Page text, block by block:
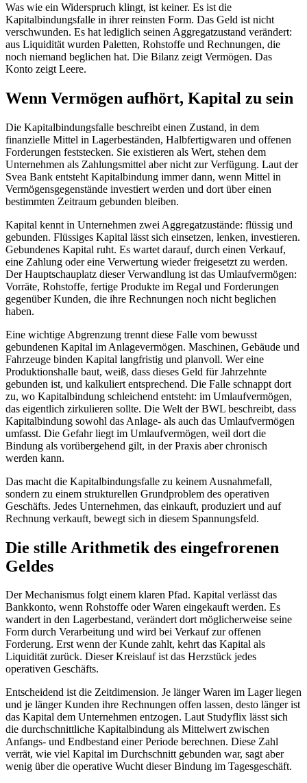
Was wie ein Widerspruch klingt, ist keiner. Es ist die
Kapitalbindungsfalle in ihrer reinsten Form. Das Geld ist nicht
verschwunden. Es hat lediglich seinen Aggregatzustand verändert:
aus Liquidität wurden Paletten, Rohstoffe und Rechnungen, die
noch niemand beglichen hat. Die Bilanz zeigt Vermögen. Das
Konto zeigt Leere.
Wenn Vermögen aufhört, Kapital zu sein
Die Kapitalbindungsfalle beschreibt einen Zustand, in dem
finanzielle Mittel in Lagerbeständen, Halbfertigwaren und offenen
Forderungen feststecken. Sie existieren als Wert, stehen dem
Unternehmen als Zahlungsmittel aber nicht zur Verfügung. Laut der
Svea Bank entsteht Kapitalbindung immer dann, wenn Mittel in
Vermögensgegenstände investiert werden und dort über einen
bestimmten Zeitraum gebunden bleiben.
Kapital kennt in Unternehmen zwei Aggregatzustände: flüssig und
gebunden. Flüssiges Kapital lässt sich einsetzen, lenken, investieren.
Gebundenes Kapital ruht. Es wartet darauf, durch einen Verkauf,
eine Zahlung oder eine Verwertung wieder freigesetzt zu werden.
Der Hauptschauplatz dieser Verwandlung ist das Umlaufvermögen:
Vorräte, Rohstoffe, fertige Produkte im Regal und Forderungen
gegenüber Kunden, die ihre Rechnungen noch nicht beglichen
haben.
Eine wichtige Abgrenzung trennt diese Falle vom bewusst
gebundenen Kapital im Anlagevermögen. Maschinen, Gebäude und
Fahrzeuge binden Kapital langfristig und planvoll. Wer eine
Produktionshalle baut, weiß, dass dieses Geld für Jahrzehnte
gebunden ist, und kalkuliert entsprechend. Die Falle schnappt dort
zu, wo Kapitalbindung schleichend entsteht: im Umlaufvermögen,
das eigentlich zirkulieren sollte. Die Welt der BWL beschreibt, dass
Kapitalbindung sowohl das Anlage- als auch das Umlaufvermögen
umfasst. Die Gefahr liegt im Umlaufvermögen, weil dort die
Bindung als vorübergehend gilt, in der Praxis aber chronisch
werden kann.
Das macht die Kapitalbindungsfalle zu keinem Ausnahmefall,
sondern zu einem strukturellen Grundproblem des operativen
Geschäfts. Jedes Unternehmen, das einkauft, produziert und auf
Rechnung verkauft, bewegt sich in diesem Spannungsfeld.
Die stille Arithmetik des eingefrorenen
Geldes
Der Mechanismus folgt einem klaren Pfad. Kapital verlässt das
Bankkonto, wenn Rohstoffe oder Waren eingekauft werden. Es
wandert in den Lagerbestand, verändert dort möglicherweise seine
Form durch Verarbeitung und wird bei Verkauf zur offenen
Forderung. Erst wenn der Kunde zahlt, kehrt das Kapital als
Liquidität zurück. Dieser Kreislauf ist das Herzstück jedes
operativen Geschäfts.
Entscheidend ist die Zeitdimension. Je länger Waren im Lager liegen
und je länger Kunden ihre Rechnungen offen lassen, desto länger ist
das Kapital dem Unternehmen entzogen. Laut Studyflix lässt sich
die durchschnittliche Kapitalbindung als Mittelwert zwischen
Anfangs- und Endbestand einer Periode berechnen. Diese Zahl
verrät, wie viel Kapital im Durchschnitt gebunden war, sagt aber
wenig über die operative Wucht dieser Bindung im Tagesgeschäft.